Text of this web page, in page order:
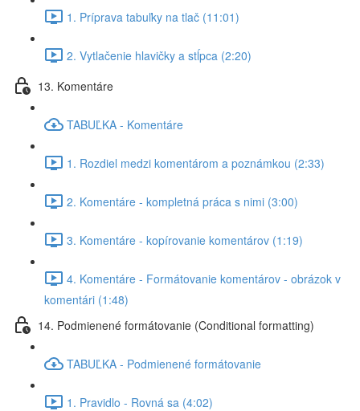
1. Príprava tabuľky na tlač (11:01)
2. Vytlačenie hlavičky a stĺpca (2:20)
13. Komentáre
TABUĽKA - Komentáre
1. Rozdiel medzi komentárom a poznámkou (2:33)
2. Komentáre - kompletná práca s nimi (3:00)
3. Komentáre - kopírovanie komentárov (1:19)
4. Komentáre - Formátovanie komentárov - obrázok v
komentári (1:48)
14. Podmienené formátovanie (Conditional formatting)
TABUĽKA - Podmienené formátovanie
1. Pravidlo - Rovná sa (4:02)